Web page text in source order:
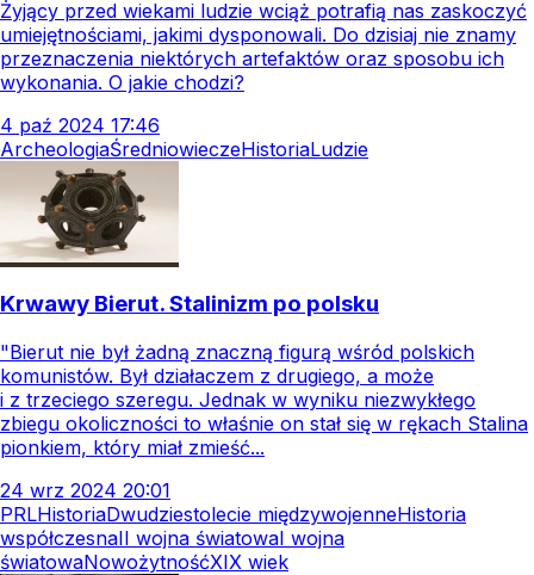
Żyjący przed wiekami ludzie wciąż potrafią nas zaskoczyć
umiejętnościami, jakimi dysponowali. Do dzisiaj nie znamy
przeznaczenia niektórych artefaktów oraz sposobu ich
wykonania. O jakie chodzi?
4 paź 2024 17:46
ArcheologiaŚredniowieczeHistoriaLudzie
Krwawy Bierut. Stalinizm po polsku
"Bierut nie był żadną znaczną figurą wśród polskich
komunistów. Był działaczem z drugiego, a może
i z trzeciego szeregu. Jednak w wyniku niezwykłego
zbiegu okoliczności to właśnie on stał się w rękach Stalina
pionkiem, który miał zmieść...
24 wrz 2024 20:01
PRLHistoriaDwudziestolecie międzywojenneHistoria
współczesnaII wojna światowaI wojna
światowaNowożytnośćXIX wiek